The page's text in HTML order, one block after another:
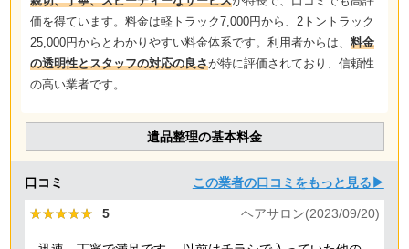
価を得ています。料金は軽トラック7,000円から、2トントラック
25,000円からとわかりやすい料金体系です。利用者からは、 料金
の透明性とスタッフの対応の良さが特に評価されており、信頼性
の高い業者です。
遺品整理の基本料金
口コミ この業者の口コミをもっと見る▶
★★★★★
★★★★★ 5 ヘアサロン(2023/09/20)